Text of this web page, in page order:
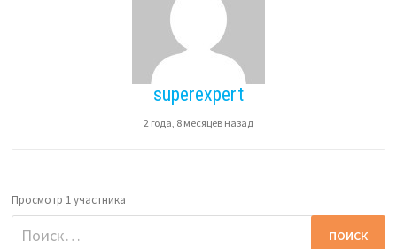
superexpert
2 года, 8 месяцев назад
Просмотр 1 участника
Найти: